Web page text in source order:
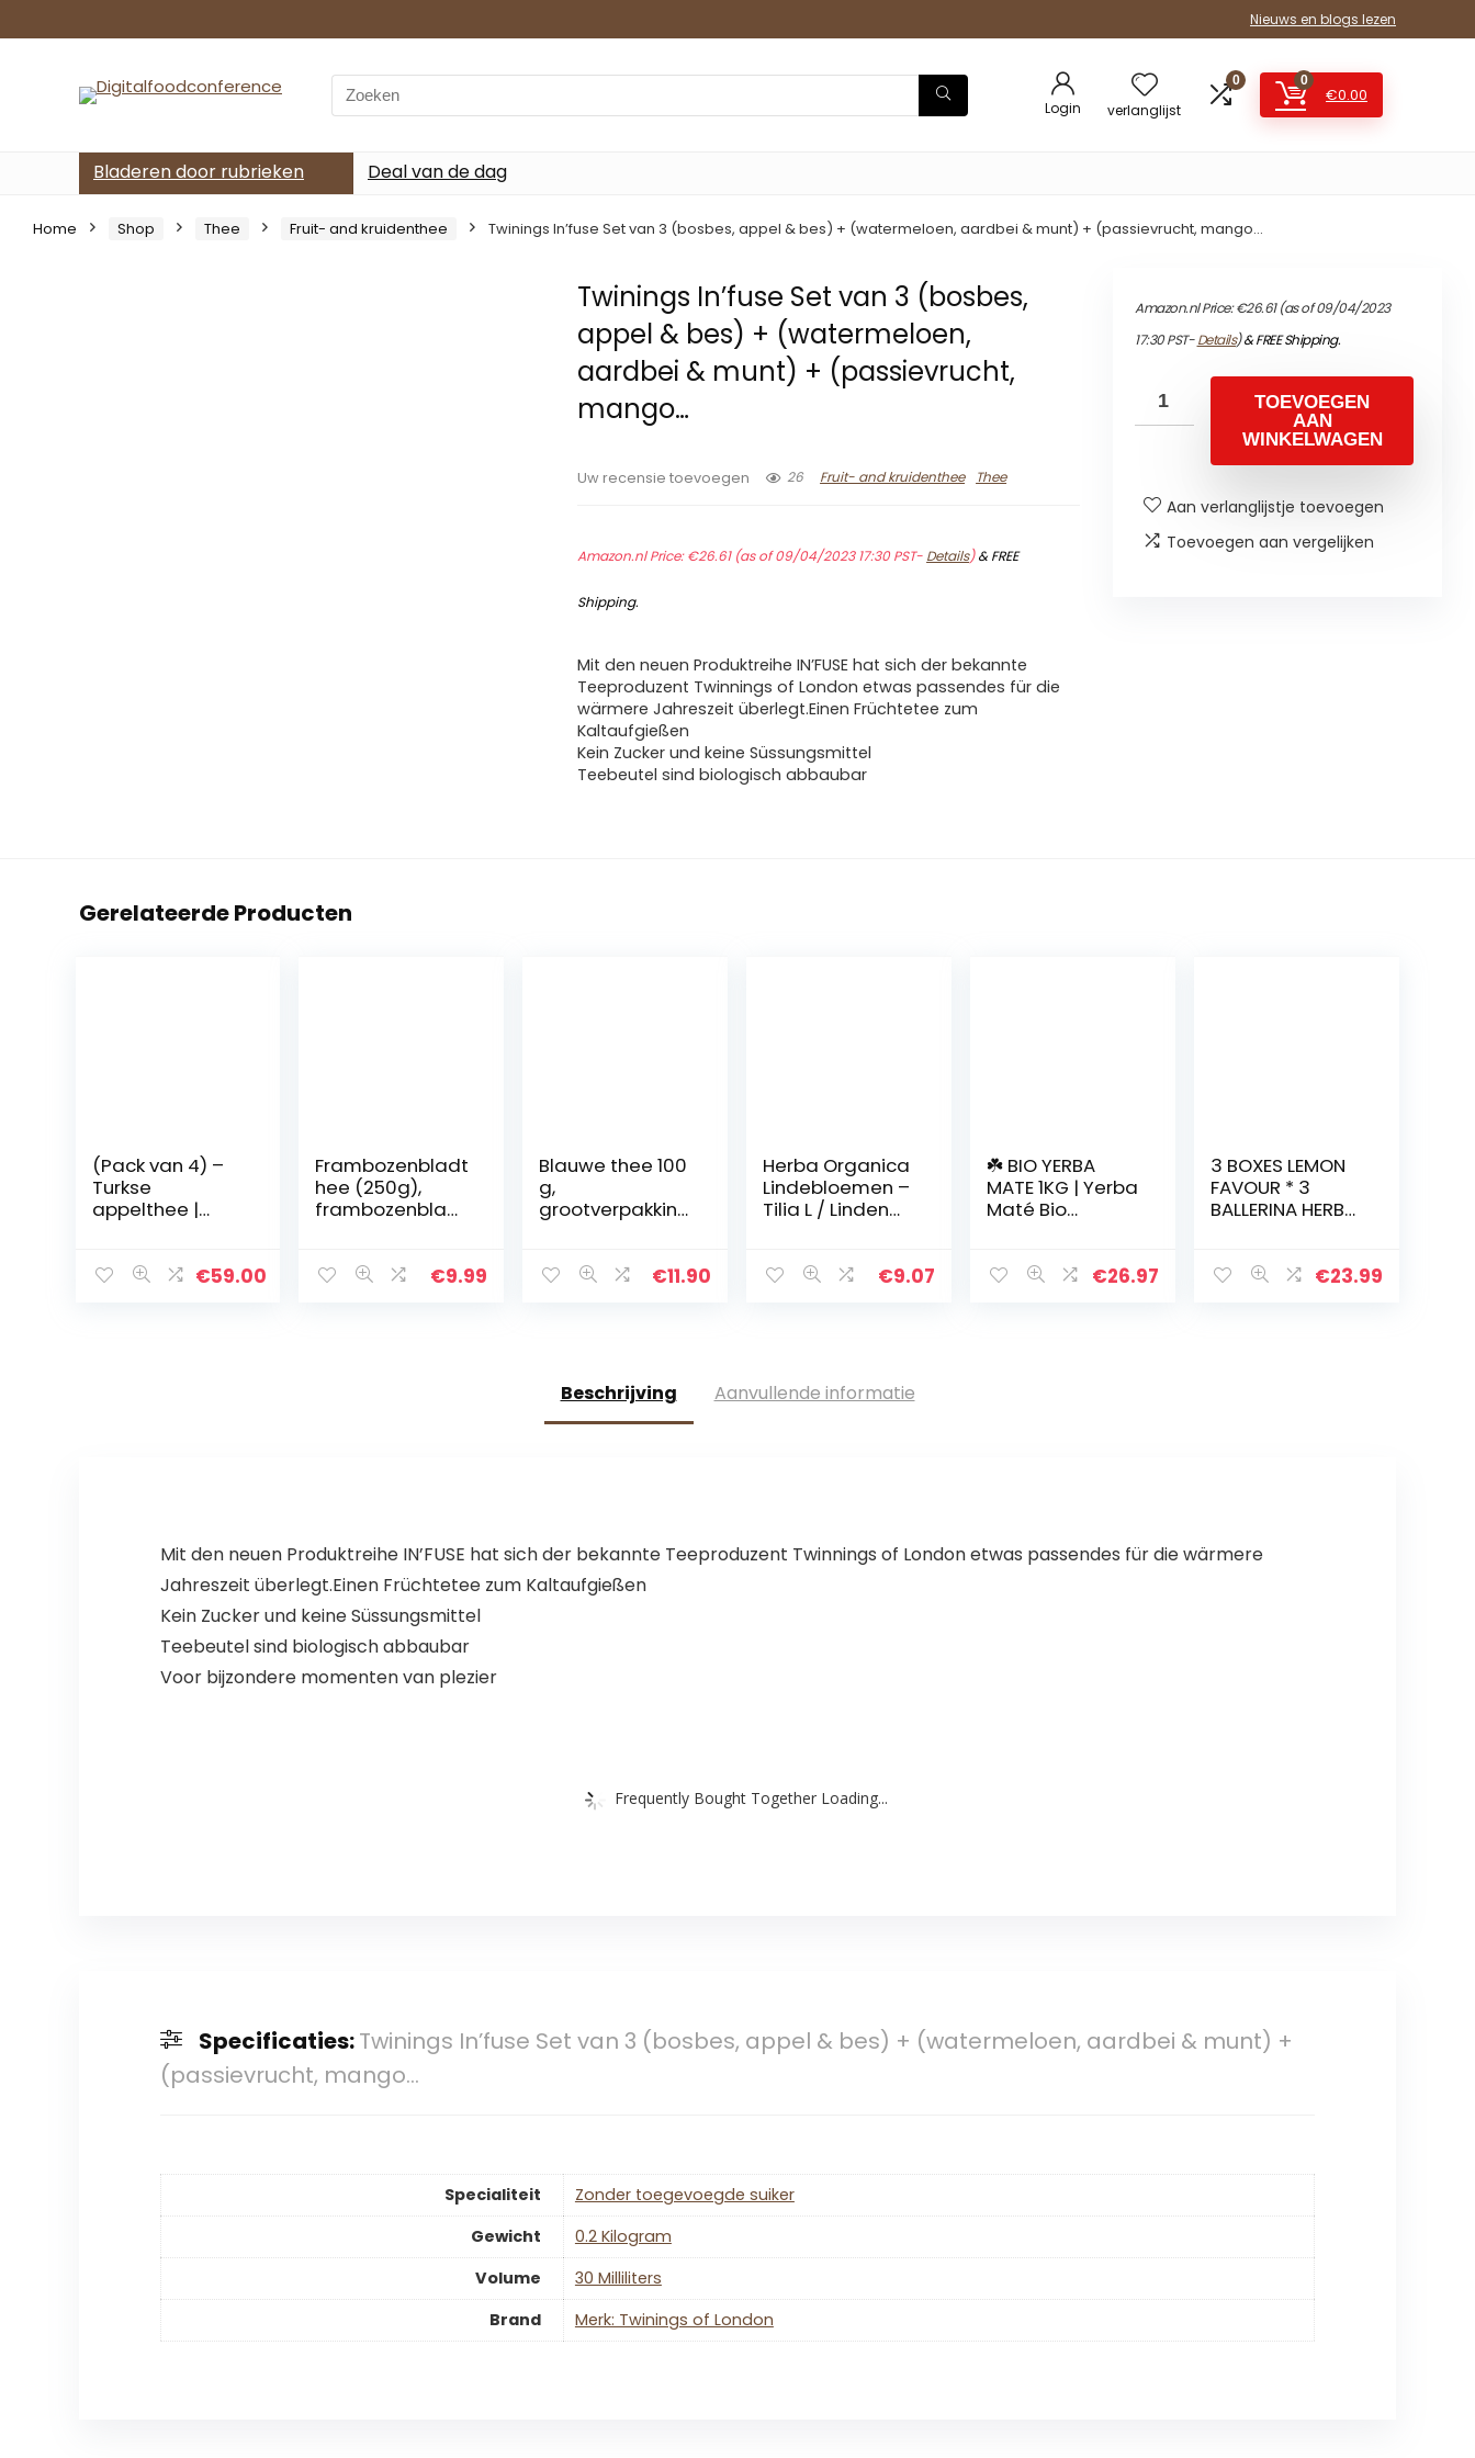
Nieuws en blogs lezen
Search
for:
Login verlanglijst
0 0
€0.00
Bladeren door rubrieken Deal van de dag
Home Shop Thee Fruit- and kruidenthee Twinings In’fuse Set van 3 (bosbes, appel & bes) + (watermeloen, aardbei & munt) + (passievrucht, mango…
Twinings In’fuse Set van 3 (bosbes,
appel & bes) + (watermeloen,
aardbei & munt) + (passievrucht,
mango…
Uw recensie toevoegen 26 Fruit- and kruidenthee Thee
Amazon.nl Price:€26.61(as of 09/04/2023 17:30 PST- Details)&FREE
Shipping.
Mit den neuen Produktreihe IN’FUSE hat sich der bekannte
Teeproduzent Twinnings of London etwas passendes für die
wärmere Jahreszeit überlegt.Einen Früchtetee zum
Kaltaufgießen
Kein Zucker und keine Süssungsmittel
Teebeutel sind biologisch abbaubar
Amazon.nl Price:€26.61(as of 09/04/2023
17:30 PST-Details)&FREE Shipping.
TOEVOEGEN
AAN
WINKELWAGEN
Aan verlanglijstje toevoegen
Toevoegen aan vergelijken
Gerelateerde Producten
(Pack van 4) –
Turkse
appelthee |
€59.00
Frambozenbladt
hee (250g),
frambozenblad
puur en natuurlijk
€9.99
Blauwe thee 100
g,
grootverpakking
biologische teelt
€11.90
Herba Organica
Lindebloemen –
Tilia L / Linden
€9.07
☘️ BIO YERBA
MATE 1KG | Yerba
Maté Bio
Zonder Stelen
€26.97
3 BOXES LEMON
FAVOUR * 3
BALLERINA HERBAL
€23.99
Beschrijving Aanvullende informatie
Mit den neuen Produktreihe IN’FUSE hat sich der bekannte Teeproduzent Twinnings of London etwas passendes für die wärmere
Jahreszeit überlegt.Einen Früchtetee zum Kaltaufgießen
Kein Zucker und keine Süssungsmittel
Teebeutel sind biologisch abbaubar
Voor bijzondere momenten van plezier
Frequently Bought Together Loading...
Specificaties:Twinings In’fuse Set van 3 (bosbes, appel & bes) + (watermeloen, aardbei & munt) +
(passievrucht, mango…
Specialiteit
‎Zonder toegevoegde suiker
Gewicht
‎0.2 Kilogram
Volume
‎30 Milliliters
Brand
Merk: Twinings of London